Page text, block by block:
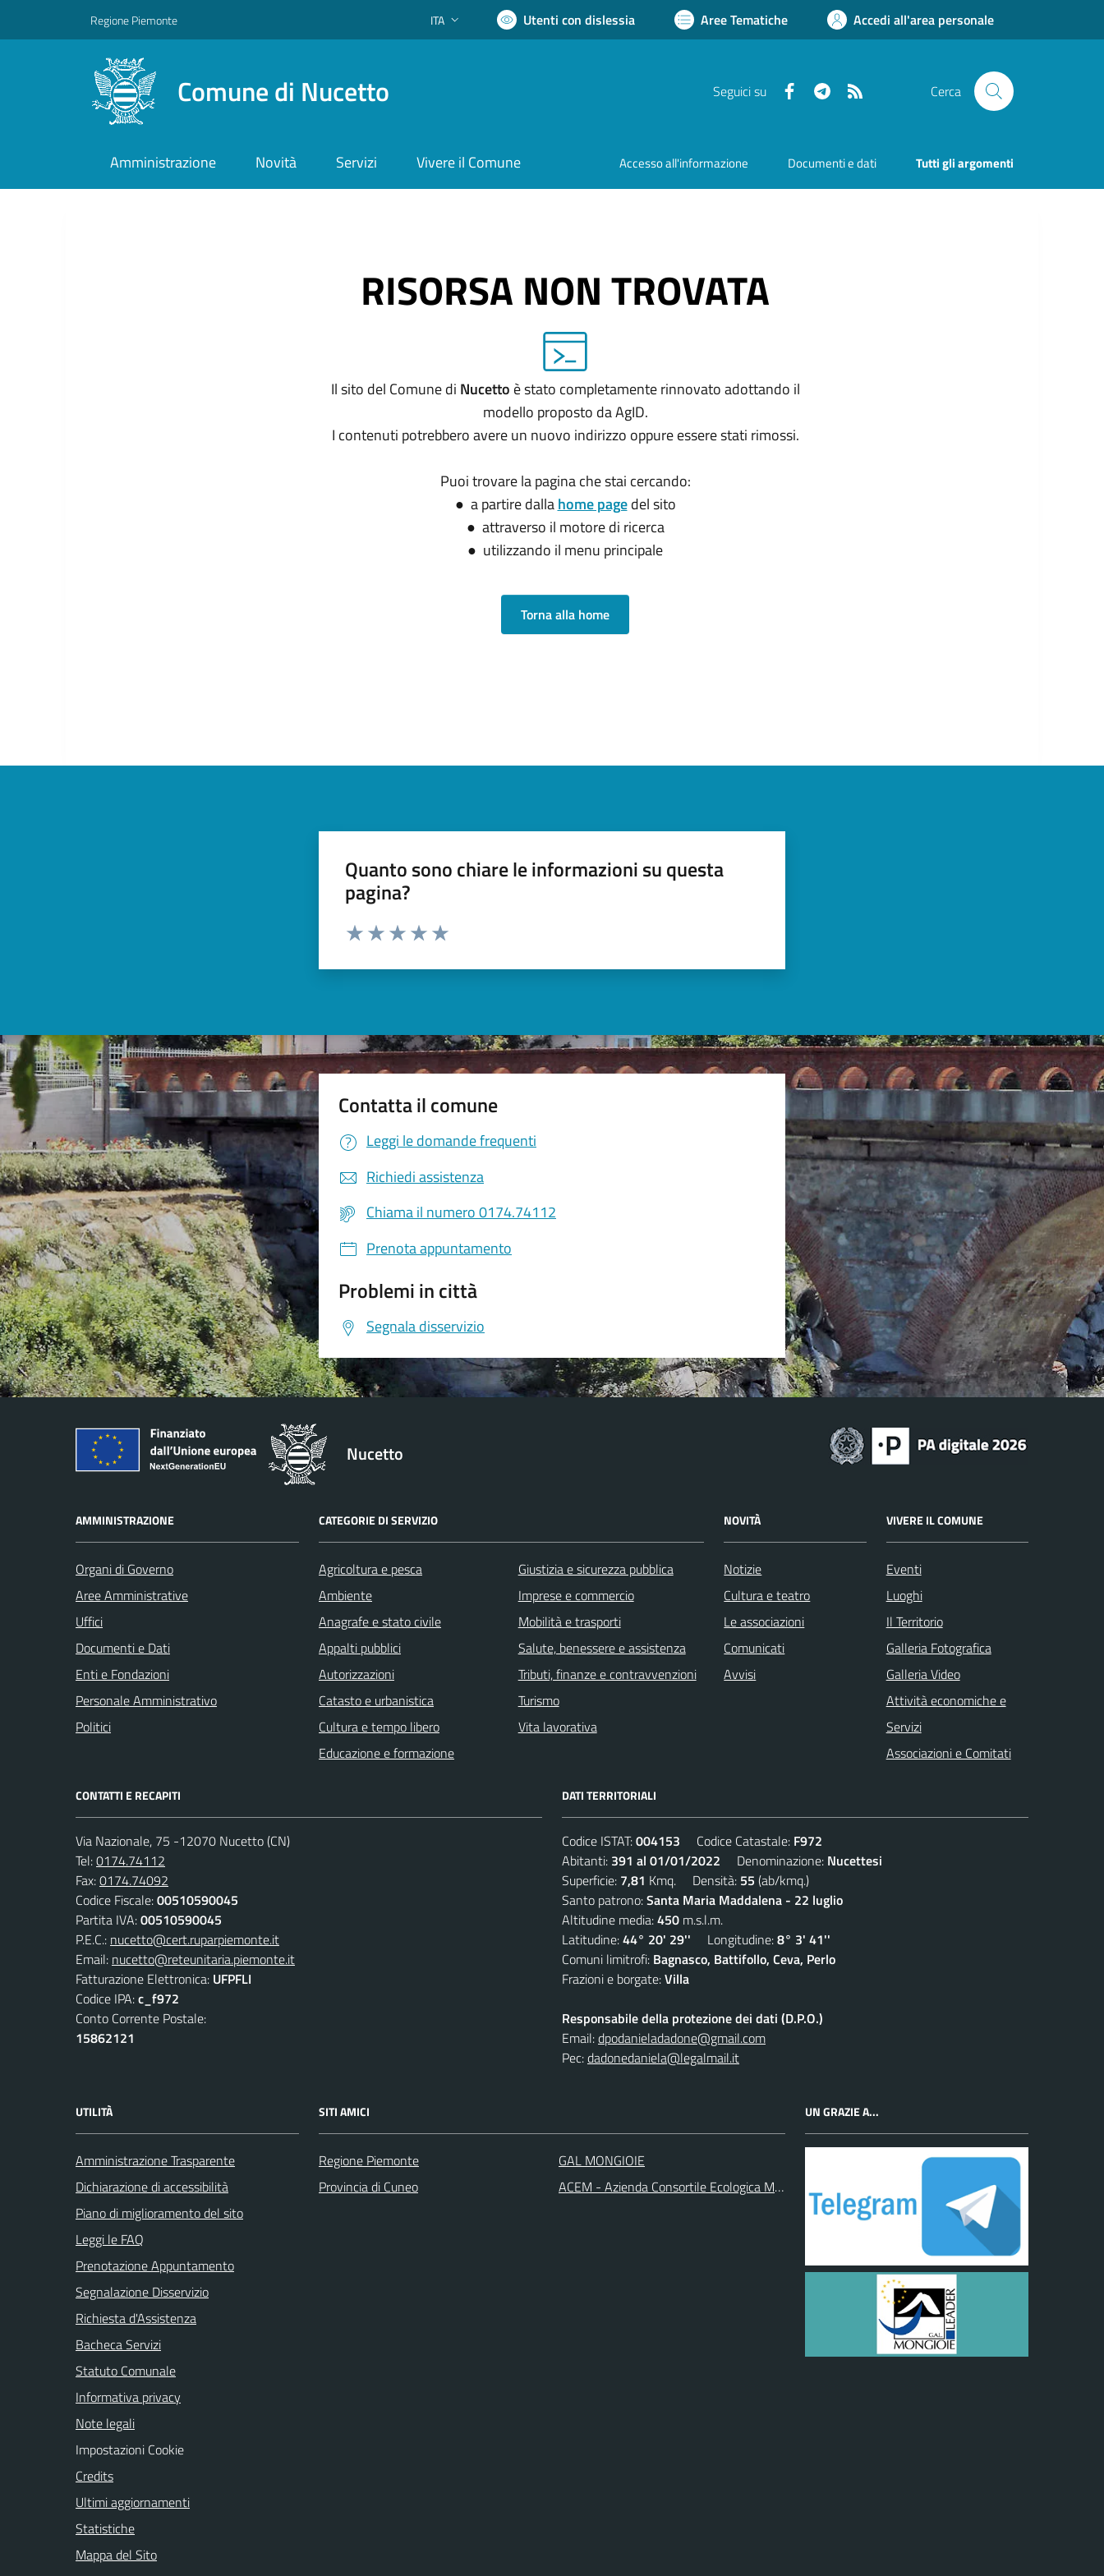
Regione Piemonte Lingua attiva:
ITA Utenti con dislessia Aree Tematiche Accedi all'area personale
Comune di Nucetto Seguici su FacebookTelegram Cerca
Amministrazione Novità Servizi Vivere il Comune Accesso all'informazione Documenti e dati Tutti gli argomenti
RISORSA NON TROVATA
Il sito del Comune di Nucetto è stato completamente rinnovato adottando il
modello proposto da AgID.
I contenuti potrebbero avere un nuovo indirizzo oppure essere stati rimossi.
Puoi trovare la pagina che stai cercando:
● a partire dallahome pagedel sito
● attraverso il motore di ricerca
● utilizzando il menu principale
Torna alla home
Quanto sono chiare le informazioni su questa
pagina?
Valuta da 1 a 5 stelle la pagina
Contatta il comune
Leggi le domande frequenti
Richiedi assistenza
Chiama il numero 0174.74112
Prenota appuntamento
Problemi in città
Segnala disservizio
Nucetto
AMMINISTRAZIONE
Organi di Governo
Aree Amministrative
Uffici
Documenti e Dati
Enti e Fondazioni
Personale Amministrativo
Politici
CATEGORIE DI SERVIZIO
Agricoltura e pesca
Ambiente
Anagrafe e stato civile
Appalti pubblici
Autorizzazioni
Catasto e urbanistica
Cultura e tempo libero
Educazione e formazione
Giustizia e sicurezza pubblica
Imprese e commercio
Mobilità e trasporti
Salute, benessere e assistenza
Tributi, finanze e contravvenzioni
Turismo
Vita lavorativa
NOVITÀ
Notizie
Cultura e teatro
Le associazioni
Comunicati
Avvisi
VIVERE IL COMUNE
Eventi
Luoghi
Il Territorio
Galleria Fotografica
Galleria Video
Attività economiche e
Servizi
Associazioni e Comitati
CONTATTI E RECAPITI
Via Nazionale, 75 -12070 Nucetto (CN)
Tel:0174.74112
Fax:0174.74092
Codice Fiscale:00510590045
Partita IVA:00510590045
P.E.C.: nucetto@cert.ruparpiemonte.it
Email: nucetto@reteunitaria.piemonte.it
Fatturazione Elettronica: UFPFLI
Codice IPA:c_f972
Conto Corrente Postale:
15862121
DATI TERRITORIALI
Codice ISTAT:004153 Codice Catastale: F972
Abitanti: 391 al 01/01/2022 Denominazione: Nucettesi
Superficie: 7,81 Kmq. Densità: 55 (ab/kmq.)
Santo patrono:Santa Maria Maddalena - 22 luglio
Altitudine media:450 m.s.l.m.
Latitudine:44° 20' 29'' Longitudine:8° 3' 41''
Comuni limitrofi: Bagnasco, Battifollo, Ceva, Perlo
Frazioni e borgate:Villa
Responsabile della protezione dei dati (D.P.O.)
Email:dpodanieladadone@gmail.com
Pec:dadonedaniela@legalmail.it
UTILITÀ
Amministrazione Trasparente
Dichiarazione di accessibilità
Piano di miglioramento del sito
Leggi le FAQ
Prenotazione Appuntamento
Segnalazione Disservizio
Richiesta d'Assistenza
Bacheca Servizi
Statuto Comunale
Informativa privacy
Note legali
Impostazioni Cookie
Credits
Ultimi aggiornamenti
Statistiche
Mappa del Sito
SITI AMICI
Regione Piemonte
Provincia di Cuneo
GAL MONGIOIE
ACEM - Azienda Consortile Ecologica Monregalese
UN GRAZIE A...